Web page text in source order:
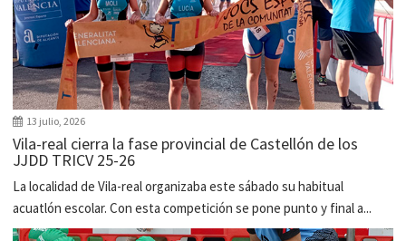
13 julio, 2026
Vila-real cierra la fase provincial de Castellón de los
JJDD TRICV 25-26
La localidad de Vila-real organizaba este sábado su habitual
acuatlón escolar. Con esta competición se pone punto y final a...